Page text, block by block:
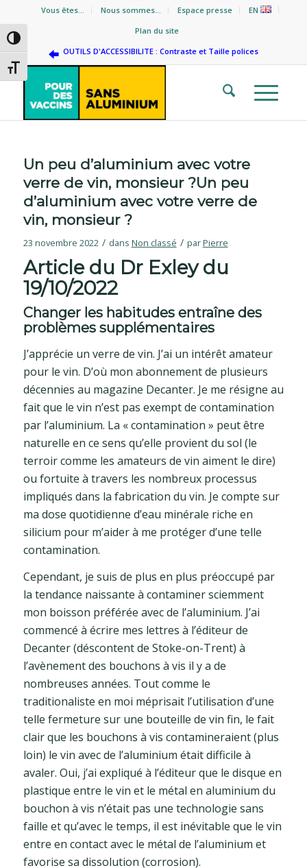
Passer en contraste élevé
Changer la taille de la police
Vous êtes… Nous sommes… Espace presse
EN
Plan du site
OUTILS D'ACCESSIBILITE : Contraste et Taille polices
Un peu d’aluminium avec votre
verre de vin, monsieur ?Un peu
d’aluminium avec votre verre de
vin, monsieur ?
23 novembre 2022 / dans Non classé / parPierre
Article du Dr Exley du
19/10/2022
Changer les habitudes entraîne des
problèmes supplémentaires
J’apprécie un verre de vin. J’ai un intérêt amateur
pour le vin. D’où mon abonnement de plusieurs
décennies au magazine Decanter. Je me résigne au
fait que le vin n’est pas exempt de contamination
par l’aluminium. La « contamination » peut être
naturelle en ce sens qu’elle provient du sol (le
terroir comme les amateurs de vin aiment le dire)
ou fortuite à travers les nombreux processus
impliqués dans la fabrication du vin. Je compte sur
ma dose quotidienne d’eau minérale riche en
silicium pour m’aider à me protéger d’une telle
contamination.
Cependant, je suis de plus en plus préoccupé par
la tendance naissante à contaminer sciemment
mon boisson préférée avec de l’aluminium. J’ai
commencé à écrire mes lettres à l’éditeur de
Decanter (déscontent de Stoke-on-Trent) à
l’avènement des bouchons à vis il y a de
nombreuses années. Tout comme le
traditionaliste en moi méprisait l’utilisation d’une
telle fermeture sur une bouteille de vin fin, le fait
clair que les bouchons à vis contamineraient (plus
loin) le vin avec de l’aluminium était difficile à
avaler. Oui, j’ai expliqué à l’éditeur que le disque en
plastique entre le vin et le métal en aluminium du
bouchon à vis n’était pas une technologie sans
faille et qu’avec le temps, il est inévitable que le vin
entre en contact avec le métal de l’aluminium et
favorise sa dissolution (corrosion).